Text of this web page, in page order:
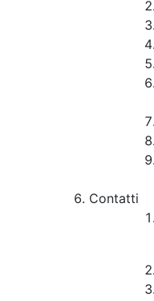
Contatti